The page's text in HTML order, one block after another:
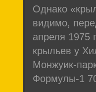
Однако
видимо,
апреля 1975
крыльев у
Монжуик-
Формулы-1